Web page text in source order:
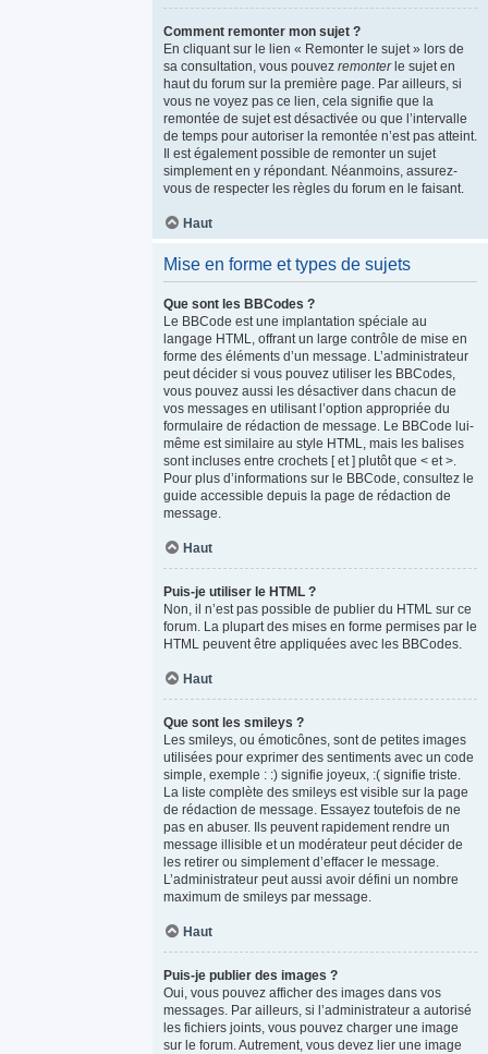
Comment remonter mon sujet ?
En cliquant sur le lien « Remonter le sujet » lors de
sa consultation, vous pouvez remonterle sujet en
haut du forum sur la première page. Par ailleurs, si
vous ne voyez pas ce lien, cela signifie que la
remontée de sujet est désactivée ou que l’intervalle
de temps pour autoriser la remontée n’est pas atteint.
Il est également possible de remonter un sujet
simplement en y répondant. Néanmoins, assurez-
vous de respecter les règles du forum en le faisant.
Haut
Mise en forme et types de sujets
Que sont les BBCodes ?
Le BBCode est une implantation spéciale au
langage HTML, offrant un large contrôle de mise en
forme des éléments d’un message. L’administrateur
peut décider si vous pouvez utiliser les BBCodes,
vous pouvez aussi les désactiver dans chacun de
vos messages en utilisant l’option appropriée du
formulaire de rédaction de message. Le BBCode lui-
même est similaire au style HTML, mais les balises
sont incluses entre crochets [ et ] plutôt que < et >.
Pour plus d’informations sur le BBCode, consultez le
guide accessible depuis la page de rédaction de
message.
Haut
Puis-je utiliser le HTML ?
Non, il n’est pas possible de publier du HTML sur ce
forum. La plupart des mises en forme permises par le
HTML peuvent être appliquées avec les BBCodes.
Haut
Que sont les smileys ?
Les smileys, ou émoticônes, sont de petites images
utilisées pour exprimer des sentiments avec un code
simple, exemple : :) signifie joyeux, :( signifie triste.
La liste complète des smileys est visible sur la page
de rédaction de message. Essayez toutefois de ne
pas en abuser. Ils peuvent rapidement rendre un
message illisible et un modérateur peut décider de
les retirer ou simplement d’effacer le message.
L’administrateur peut aussi avoir défini un nombre
maximum de smileys par message.
Haut
Puis-je publier des images ?
Oui, vous pouvez afficher des images dans vos
messages. Par ailleurs, si l’administrateur a autorisé
les fichiers joints, vous pouvez charger une image
sur le forum. Autrement, vous devez lier une image